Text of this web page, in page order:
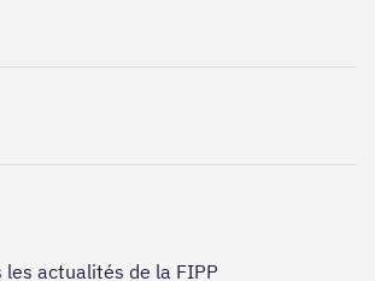
actualités de la FIPP